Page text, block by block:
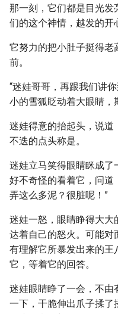
那一刻，它们都是目光发
们的这个神情，越发的开
它努力的把小肚子挺得
前。
“迷娃哥哥，再跟我们讲
小的雪狐眨动着大眼睛，
迷娃得意的抬起头，说道
不迭的点头称是。
迷娃立马笑得眼睛眯成了
好不奇怪的看着它，问道
弄这么多泥？很脏呢！”
迷娃一怒，眼睛睁得大大
达着自己的怒火。可能
有理解它所暴发出来的
它，等着它的回答。
迷娃眼睛睁了一会，不由
一下，干脆伸出爪子揉了